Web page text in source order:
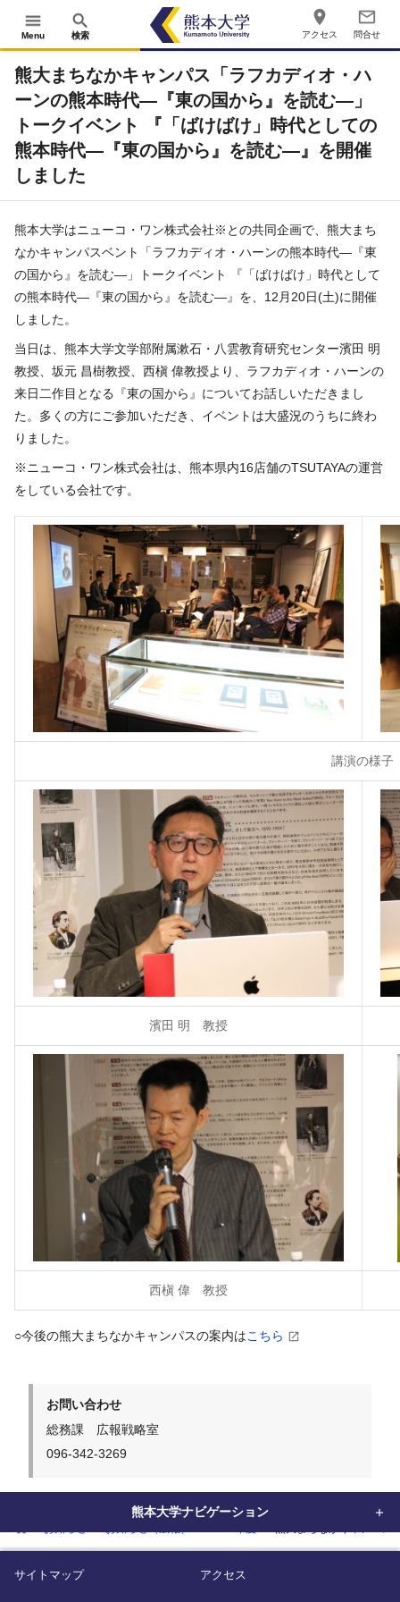
menu
Menu
search
検索
place
アクセス
mail_outline
問合せ
home
熊大まちなかキャンパス「ラフカディオ・ハ
ーンの熊本時代―『東の国から』を読む―」
トークイベント 『「ばけばけ」時代としての
熊本時代―『東の国から』を読む―』を開催
しました
熊本大学はニューコ・ワン株式会社※との共同企画で、熊大まち
なかキャンパスベント「ラフカディオ・ハーンの熊本時代―『東
の国から』を読む―」トークイベント 『「ばけばけ」時代として
の熊本時代―『東の国から』を読む―』を、12月20日(土)に開催
しました。
当日は、熊本大学文学部附属漱石・八雲教育研究センター濱田 明
教授、坂元 昌樹教授、西槇 偉教授より、ラフカディオ・ハーンの
来日二作目となる『東の国から』についてお話しいただきまし
た。 多くの方にご参加いただき、イベントは大盛況のうちに終わ
りました。
※ニューコ・ワン株式会社は、熊本県内16店舗のTSUTAYAの運営
をしている会社です。
講演の様子
濱田 明 教授
西槇 偉 教授
○今後の熊大まちなかキャンパスの案内はこちら
お問い合わせ
総務課 広報戦略室
096-342-3269
熊本大学ナビゲーション
サイトマップ アクセス